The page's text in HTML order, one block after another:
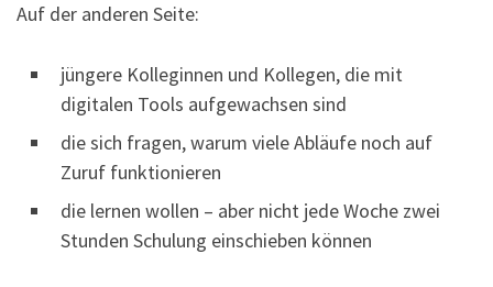
Auf der anderen Seite:
jüngere Kolleginnen und Kollegen, die mit
digitalen Tools aufgewachsen sind
die sich fragen, warum viele Abläufe noch auf
Zuruf funktionieren
die lernen wollen – aber nicht jede Woche zwei
Stunden Schulung einschieben können